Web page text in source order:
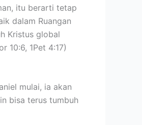
itu berarti tetap
dalam Ruangan
Kristus global
10:6, 1Pet 4:17)
mulai, ia akan
bisa terus tumbuh